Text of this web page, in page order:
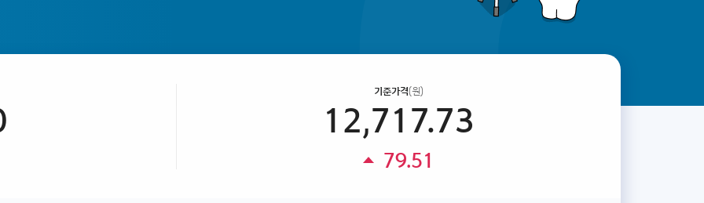
기준가격(원)
12,717.73
79.51